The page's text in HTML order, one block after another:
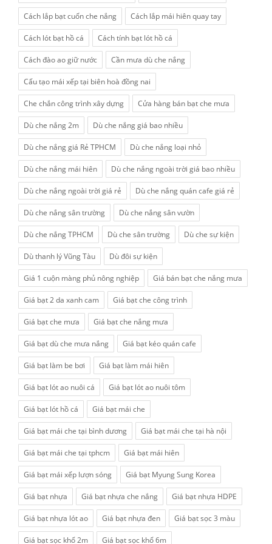
Cách lắp bạt cuốn che nắng Cách lắp mái hiên quay tay
Cách lót bạt hồ cá Cách tính bạt lót hồ cá
Cách đào ao giữ nước Cần mưa dù che nắng
Cấu tạo mái xếp tại biên hoà đồng nai
Che chắn công trình xây dựng Cửa hàng bán bạt che mưa
Dù che nắng 2m Dù che nắng giá bao nhiều
Dù che nắng giá Rẻ TPHCM Dù che nắng loại nhỏ
Dù che nắng mái hiên Dù che nắng ngoài trời giá bao nhiều
Dù che nắng ngoài trời giá rẻ Dù che nắng quán cafe giá rẻ
Dù che nắng sân trường Dù che nắng sân vườn
Dù che nắng TPHCM Dù che sân trường Dù che sự kiện
Dù thanh lý Vũng Tàu Dù đôi sự kiện
Giá 1 cuộn màng phủ nông nghiệp Giá bán bạt che nắng mưa
Giá bạt 2 da xanh cam Giá bạt che công trình
Giá bạt che mưa Giá bạt che nắng mưa
Giá bạt dù che mưa nắng Giá bạt kéo quán cafe
Giá bạt làm be bơi Giá bạt làm mái hiên
Giá bạt lót ao nuôi cá Giá bạt lót ao nuôi tôm
Giá bạt lót hồ cá Giá bạt mái che
Giá bạt mái che tại bình dương Giá bạt mái che tại hà nội
Giá bạt mái che tại tphcm Giá bạt mái hiên
Giá bạt mái xếp lượn sóng Giá bạt Myung Sung Korea
Giá bạt nhựa Giá bạt nhựa che nắng Giá bạt nhựa HDPE
Giá bạt nhựa lót ao Giá bạt nhựa đen Giá bạt sọc 3 màu
Giá bạt sọc khổ 2m Giá bạt sọc khổ 6m